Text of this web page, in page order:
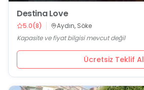
Destina Love
5.0(8)
Aydın, Söke
Kapasite ve fiyat bilgisi mevcut değil
Ücretsiz Teklif Al